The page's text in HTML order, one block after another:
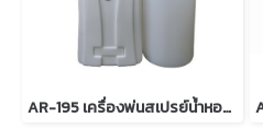
AR-195 เครื่องพ่นสเปรย์น้ำหอมอัตโนมัติ (ชนิดเติม)